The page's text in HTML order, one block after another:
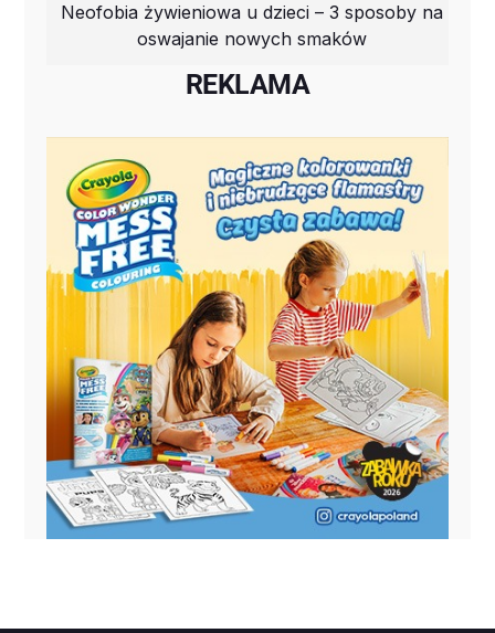
Neofobia żywieniowa u dzieci – 3 sposoby na
oswajanie nowych smaków
REKLAMA